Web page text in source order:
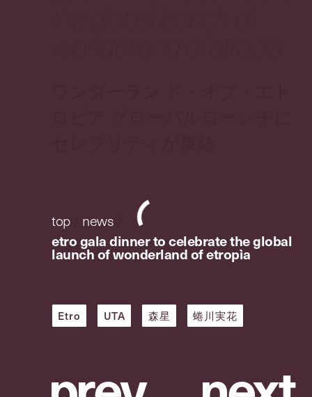
top/ news
etro gala dinner to celebrate the global
launch of wonderland of etropìa
Etro UTA 森星 蜷川実花